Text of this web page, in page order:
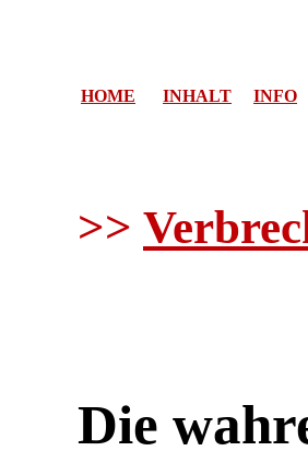
HOME INHALT INFO
>>
Die